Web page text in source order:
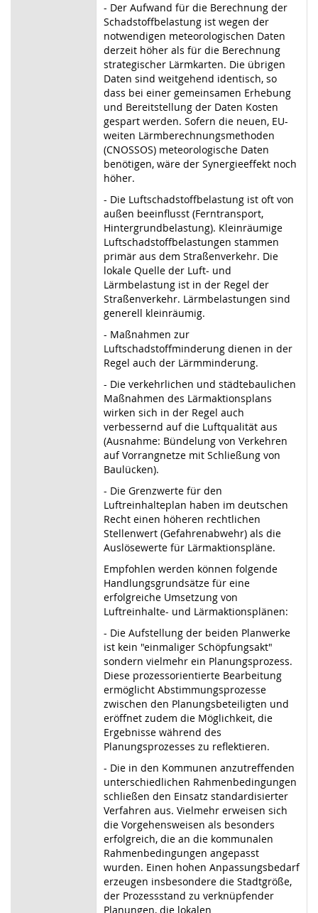
- Der Aufwand für die Berechnung der
Schadstoffbelastung ist wegen der
notwendigen meteorologischen Daten
derzeit höher als für die Berechnung
strategischer Lärmkarten. Die übrigen
Daten sind weitgehend identisch, so
dass bei einer gemeinsamen Erhebung
und Bereitstellung der Daten Kosten
gespart werden. Sofern die neuen, EU-
weiten Lärmberechnungsmethoden
(CNOSSOS) meteorologische Daten
benötigen, wäre der Synergieeffekt noch
höher.
- Die Luftschadstoffbelastung ist oft von
außen beeinflusst (Ferntransport,
Hintergrundbelastung). Kleinräumige
Luftschadstoffbelastungen stammen
primär aus dem Straßenverkehr. Die
lokale Quelle der Luft- und
Lärmbelastung ist in der Regel der
Straßenverkehr. Lärmbelastungen sind
generell kleinräumig.
- Maßnahmen zur
Luftschadstoffminderung dienen in der
Regel auch der Lärmminderung.
- Die verkehrlichen und städtebaulichen
Maßnahmen des Lärmaktionsplans
wirken sich in der Regel auch
verbessernd auf die Luftqualität aus
(Ausnahme: Bündelung von Verkehren
auf Vorrangnetze mit Schließung von
Baulücken).
- Die Grenzwerte für den
Luftreinhalteplan haben im deutschen
Recht einen höheren rechtlichen
Stellenwert (Gefahrenabwehr) als die
Auslösewerte für Lärmaktionspläne.
Empfohlen werden können folgende
Handlungsgrundsätze für eine
erfolgreiche Umsetzung von
Luftreinhalte- und Lärmaktionsplänen:
- Die Aufstellung der beiden Planwerke
ist kein "einmaliger Schöpfungsakt"
sondern vielmehr ein Planungsprozess.
Diese prozessorientierte Bearbeitung
ermöglicht Abstimmungsprozesse
zwischen den Planungsbeteiligten und
eröffnet zudem die Möglichkeit, die
Ergebnisse während des
Planungsprozesses zu reflektieren.
- Die in den Kommunen anzutreffenden
unterschiedlichen Rahmenbedingungen
schließen den Einsatz standardisierter
Verfahren aus. Vielmehr erweisen sich
die Vorgehensweisen als besonders
erfolgreich, die an die kommunalen
Rahmenbedingungen angepasst
wurden. Einen hohen Anpassungsbedarf
erzeugen insbesondere die Stadtgröße,
der Prozessstand zu verknüpfender
Planungen, die lokalen